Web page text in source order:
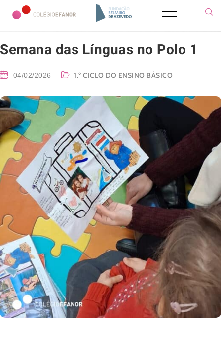
Semana das Línguas no Polo 1
04/02/2026 1.º CICLO DO ENSINO BÁSICO